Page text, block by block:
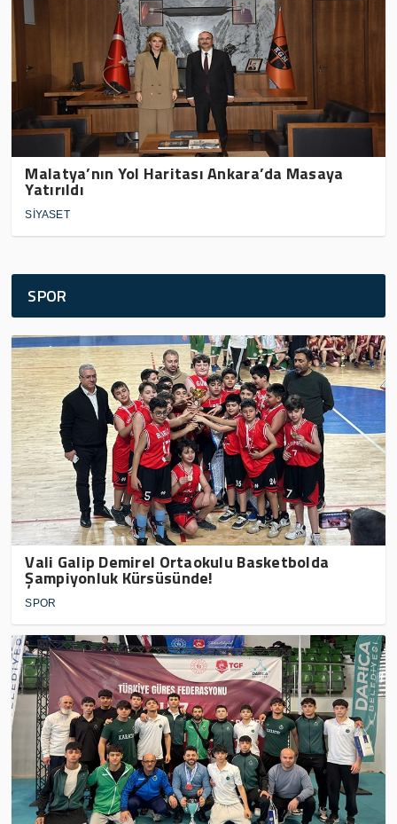
Malatya’nın Yol Haritası Ankara’da Masaya
Yatırıldı
SİYASET
SPOR
Vali Galip Demirel Ortaokulu Basketbolda
Şampiyonluk Kürsüsünde!
SPOR